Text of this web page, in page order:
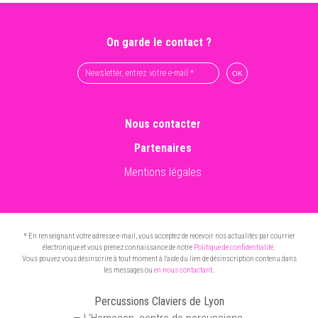
On garde le contact ?
Nous contacter
Partenaires
Mentions légales
* En renseignant votre adresse e-mail, vous acceptez de recevoir nos actualités par courrier
électronique et vous prenez connaissance de notre Politique de confidentialité.
Vous pouvez vous désinscrire à tout moment à l'aide du lien de désinscription contenu dans
les messages ou en nous contactant.
Percussions Claviers de Lyon